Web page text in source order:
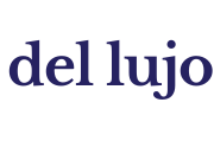
del lujo